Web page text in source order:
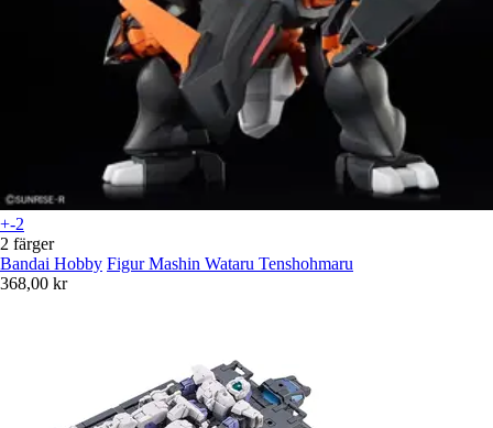
+-2
2 färger
Bandai Hobby Figur Mashin Wataru Tenshohmaru
368,00 kr